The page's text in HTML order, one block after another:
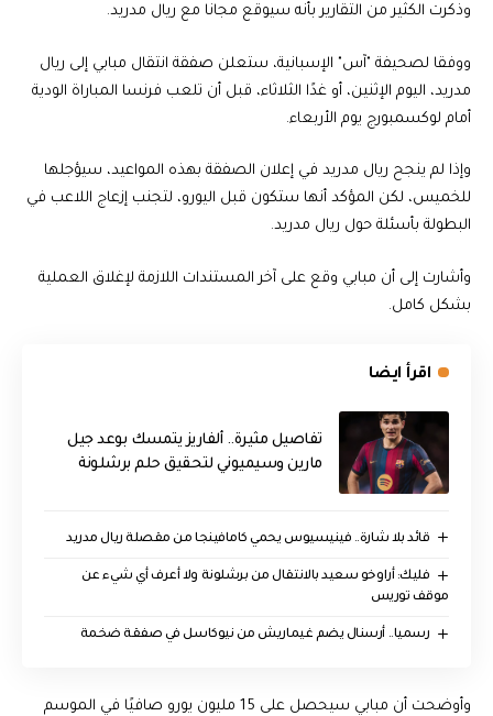
وذكرت الكثير من التقارير بأنه سيوقع مجانا مع ريال مدريد.
ووفقا لصحيفة "آس" الإسبانية، ستعلن صفقة انتقال مبابي إلى ريال
مدريد، اليوم الإثنين، أو غدًا الثلاثاء، قبل أن تلعب فرنسا المباراة الودية
أمام لوكسمبورج يوم الأربعاء.
وإذا لم ينجح ريال مدريد في إعلان الصفقة بهذه المواعيد، سيؤجلها
للخميس، لكن المؤكد أنها ستكون قبل اليورو، لتجنب إزعاج اللاعب في
البطولة بأسئلة حول ريال مدريد.
وأشارت إلى أن مبابي وقع على آخر المستندات اللازمة لإغلاق العملية
بشكل كامل.
اقرأ ايضا
تفاصيل مثيرة.. ألفاريز يتمسك بوعد جيل
مارين وسيميوني لتحقيق حلم برشلونة
قائد بلا شارة.. فينيسيوس يحمي كامافينجا من مقصلة ريال مدريد
فليك: أراوخو سعيد بالانتقال من برشلونة ولا أعرف أي شيء عن
موقف توريس
رسميا.. أرسنال يضم غيماريش من نيوكاسل في صفقة ضخمة
وأوضحت أن مبابي سيحصل على 15 مليون يورو صافيًا في الموسم